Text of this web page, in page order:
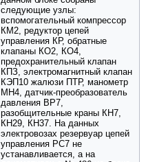
следующие узлы:
вспомогательный компрессор
КМ2, редуктор цепей
управления КР, обратные
клапаны КО2, КО4,
предохранительный клапан
КПЗ, электромагнитный клапан
КЭП10 жалюзи ПТР, манометр
МН4, датчик-преобразователь
давления ВР7,
разобщительные краны КН7,
КН29, КН37. На данных
электровозах резервуар цепей
управления РС7 не
устанавливается, а на